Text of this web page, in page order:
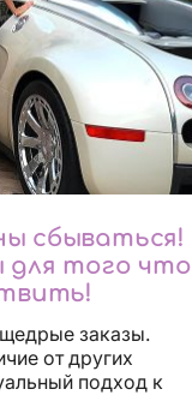
сбываться!
для того что
заказы.
от других